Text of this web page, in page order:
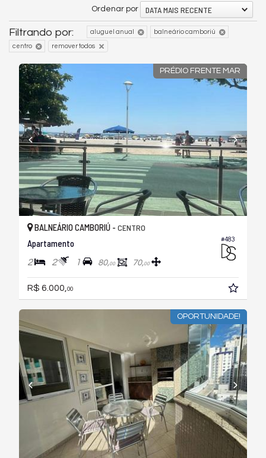
Ordenar por DATA MAIS RECENTE
Filtrando por: aluguel anual balneário camboriú
centro remover todos
PRÉDIO FRENTE MAR
#483
BALNEÁRIO CAMBORIÚ - CENTRO
Apartamento
2 2 1 80,00 70,00
R$ 6.000, 00
OPORTUNIDADE!